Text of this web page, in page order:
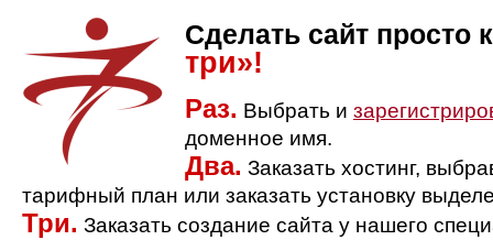
Сделать сайт просто
три»!
Раз. Выбрать и
доменное имя.
Два. Заказать хостинг,
тарифный план или заказать установку
Три. Заказать создание сайта у нашего